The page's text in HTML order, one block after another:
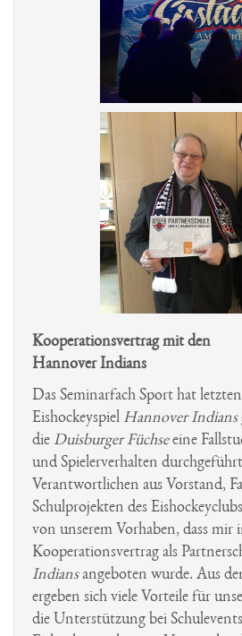
Kooperationsvertrag mit den
Hannover Indians
Das Seminarfach Sport hat
Eishockeyspiel Hannover Indians
die Duisburger Füchseeine
und Spielerverhalten
Verantwortlichen aus Vorstand,
Schulprojekten des
von unserem Vorhaben, dass mir
Kooperationsvertrag als
Indiansangeboten wurde. Aus
ergeben sich viele Vorteile für
die Unterstützung bei